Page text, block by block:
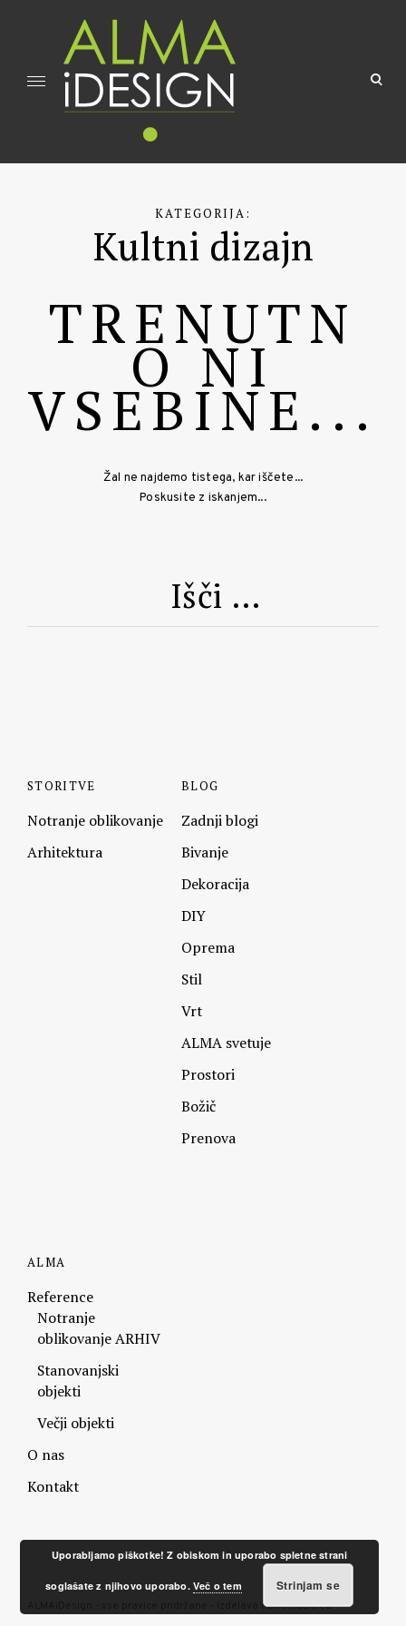
KATEGORIJA:
Kultni dizajn
TRENUTN
O NI
VSEBINE...
Žal ne najdemo tistega, kar iščete...
Poskusite z iskanjem...
STORITVE
Notranje oblikovanje
Arhitektura
BLOG
Zadnji blogi
Bivanje
Dekoracija
DIY
Oprema
Stil
Vrt
ALMA svetuje
Prostori
Božič
Prenova
ALMA
Reference
Notranje
oblikovanje ARHIV
Stanovanjski
objekti
Večji objekti
O nas
Kontakt
nanostudio.eu
Uporabljamo piškotke! Z obiskom in uporabo spletne strani
soglašate z njihovo uporabo.Več o tem Strinjam se